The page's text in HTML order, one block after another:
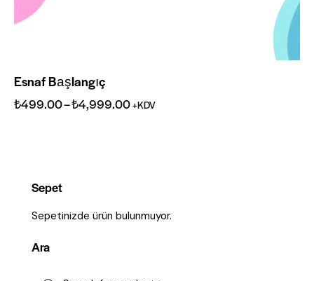
Esnaf Başlangıç
₺499.00–₺4,999.00+KDV
Sepet
Sepetinizde ürün bulunmuyor.
Ara